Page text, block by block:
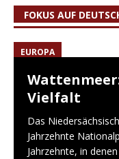
FOKUS AUF
EUROPA
Vielfalt
Das
Jahrzehnte
Jahrzehnte, in